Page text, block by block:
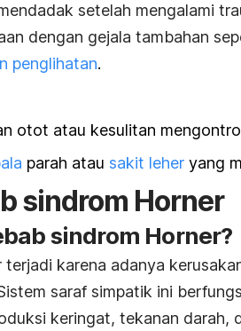
setelah mengalami
dengan gejala tambahan
penglihatan.
otot atau kesulitan
parah atau sakit leher yang
sindrom Horner
sindrom Horner?
terjadi karena adanya
saraf simpatik ini
keringat, tekanan darah,